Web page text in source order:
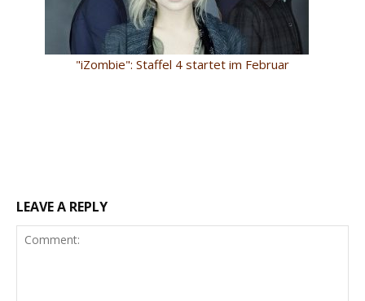
"iZombie": Staffel 4 startet im Februar
LEAVE A REPLY